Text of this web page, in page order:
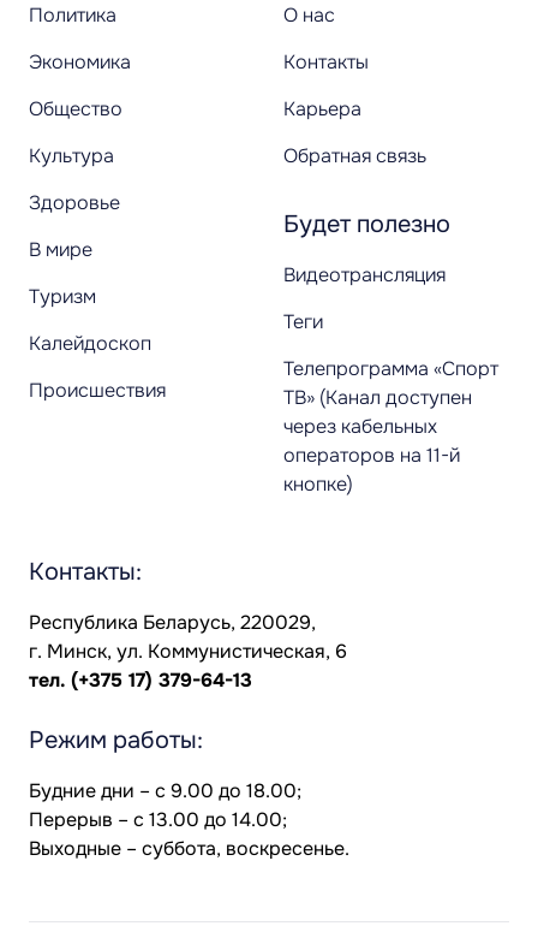
Политика
Экономика
Общество
Культура
Здоровье
В мире
Туризм
Калейдоскоп
Происшествия
О нас
Контакты
Карьера
Обратная связь
Будет полезно
Видеотрансляция
Теги
Телепрограмма «Спорт
ТВ» (Канал доступен
через кабельных
операторов на 11-й
кнопке)
Контакты:
Республика Беларусь, 220029,
г. Минск, ул. Коммунистическая, 6
тел. (+375 17) 379-64-13
Режим работы:
Будние дни – с 9.00 до 18.00;
Перерыв – с 13.00 до 14.00;
Выходные – суббота, воскресенье.